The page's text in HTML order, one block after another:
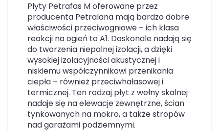
Płyty Petrafas M oferowane przez
producenta Petralana mają bardzo dobre
właściwości przeciwogniowe – ich klasa
reakcji na ogień to A1. Doskonale nadają się
do tworzenia niepalnej izolacji, a dzięki
wysokiej izolacyjności akustycznej i
niskiemu współczynnikowi przenikania
ciepła – również przeciwhałasowej i
termicznej. Ten rodzaj płyt z wełny skalnej
nadaje się na elewacje zewnętrzne, ścian
tynkowanych na mokro, a także stropów
nad garażami podziemnymi.